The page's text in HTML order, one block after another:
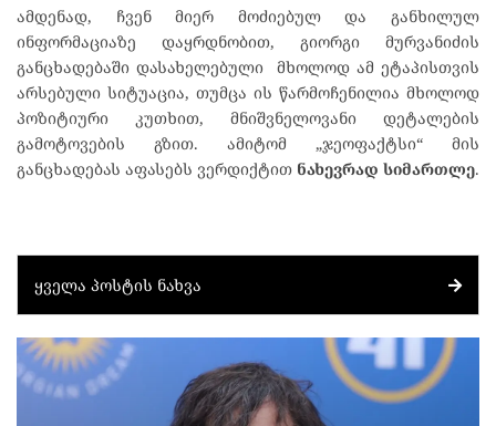
ამდენად, ჩვენ მიერ მოძიებულ და განხილულ
ინფორმაციაზე დაყრდნობით, გიორგი მურვანიძის
განცხადებაში დასახელებული მხოლოდ ამ ეტაპისთვის
არსებული სიტუაცია, თუმცა ის წარმოჩენილია მხოლოდ
პოზიტიური კუთხით, მნიშვნელოვანი დეტალების
გამოტოვების გზით. ამიტომ „ჯეოფაქტსი“ მის
განცხადებას აფასებს ვერდიქტით ნახევრად სიმართლე.
ᲧᲕᲔᲚᲐ ᲞᲝᲡᲢᲘᲡ ᲜᲐᲮᲕᲐ